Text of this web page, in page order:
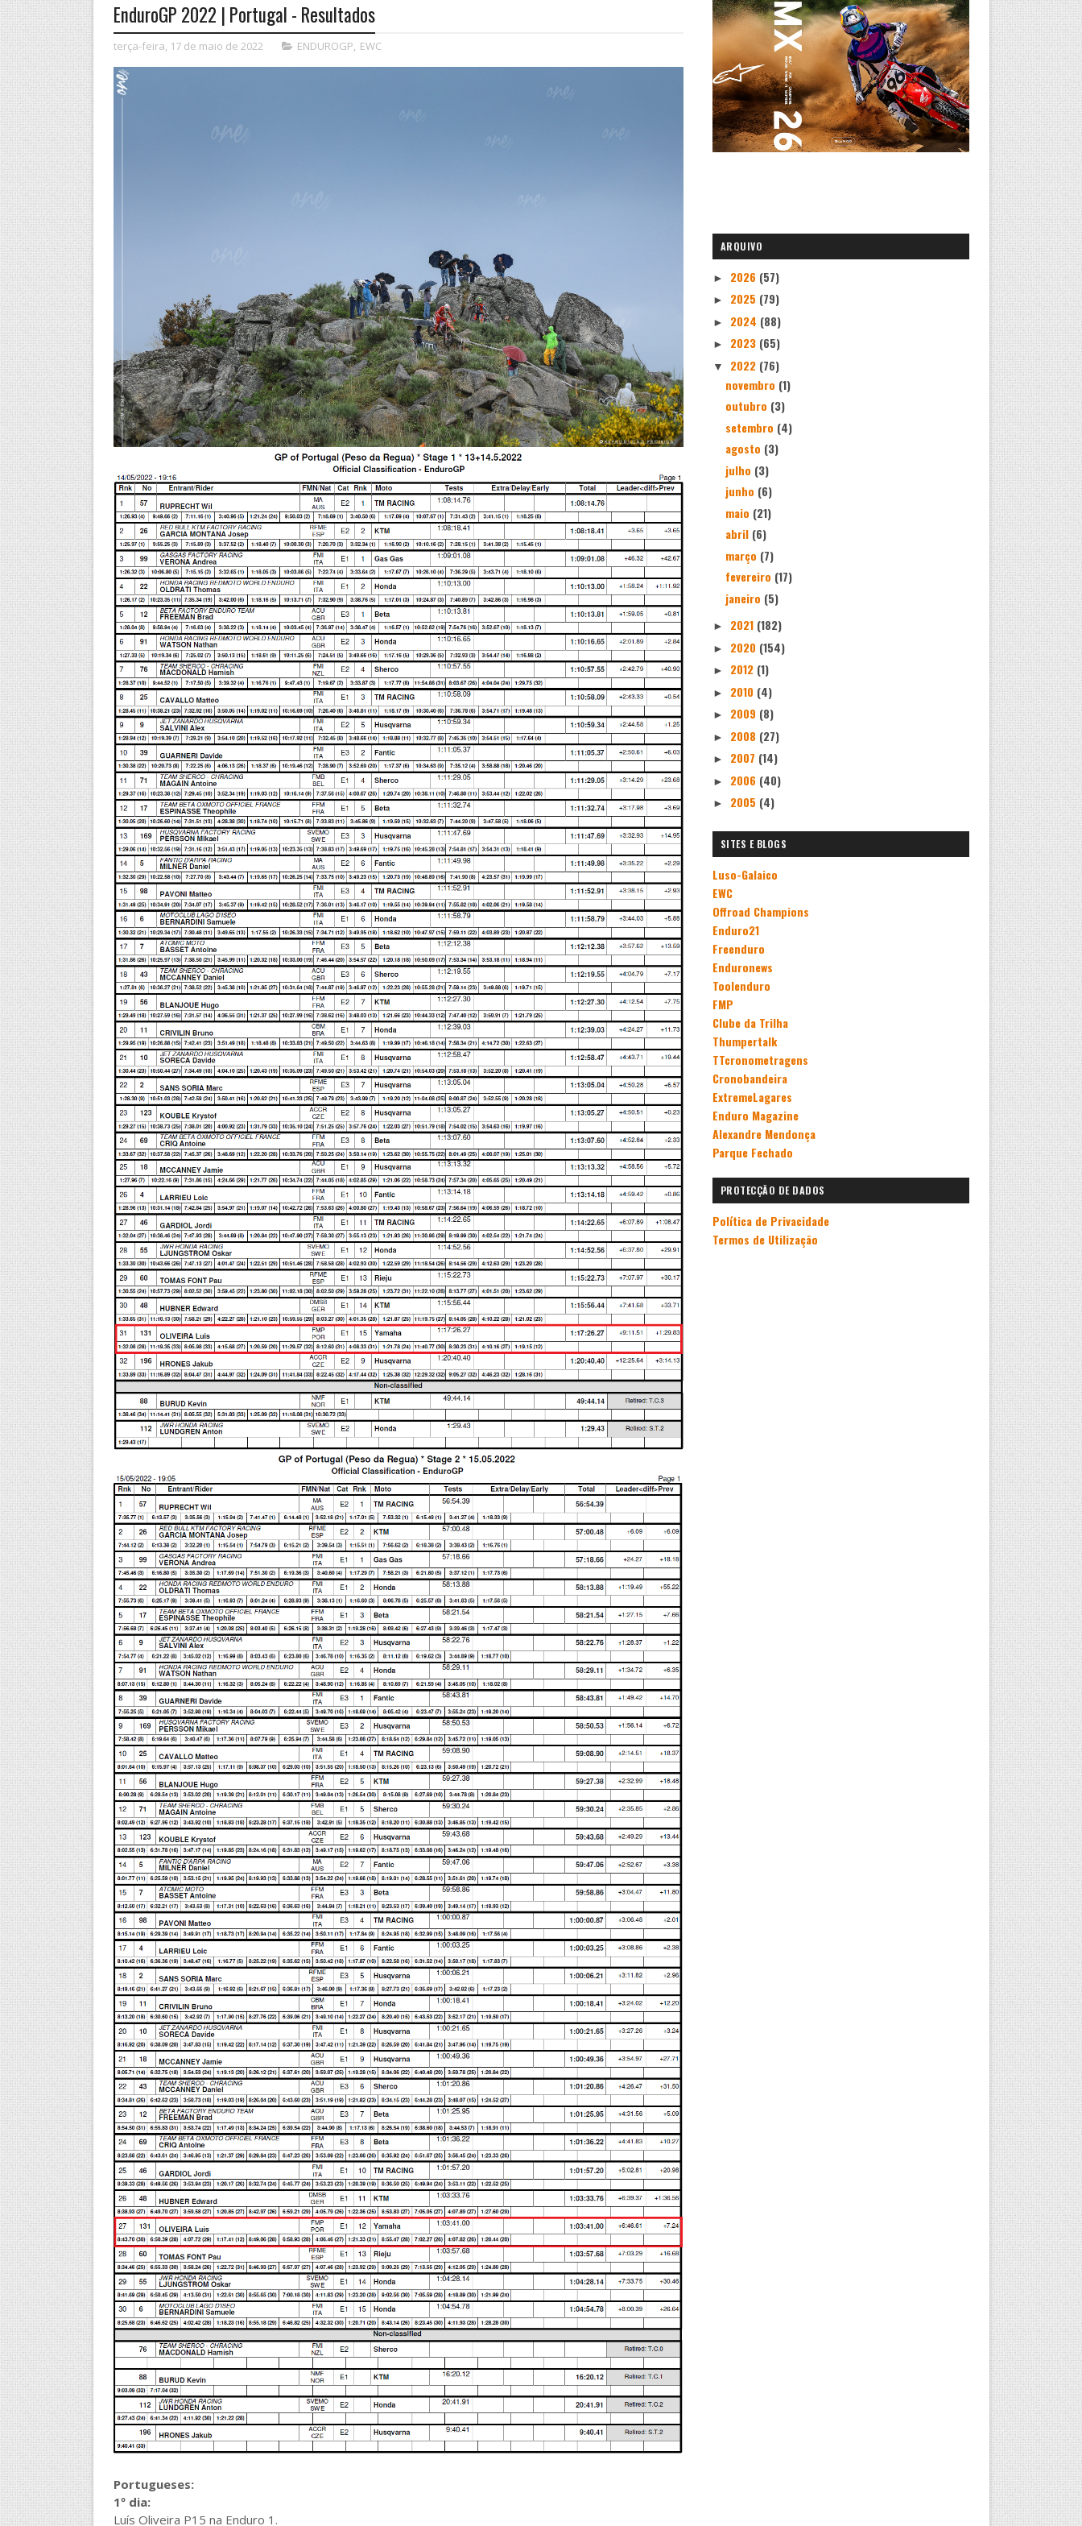
EnduroGP 2022 | Portugal - Resultados
terça-feira, 17 de maio de 2022 ENDUROGP, EWC
Portugueses:
1º dia:
Luís Oliveira P15 na Enduro 1.
ARQUIVO
► 2026 (57)
► 2025 (79)
► 2024 (88)
► 2023 (65)
▼ 2022 (76)
novembro (1)
outubro (3)
setembro (4)
agosto (3)
julho (3)
junho (6)
maio (21)
abril (6)
março (7)
fevereiro (17)
janeiro (5)
► 2021 (182)
► 2020 (154)
► 2012 (1)
► 2010 (4)
► 2009 (8)
► 2008 (27)
► 2007 (14)
► 2006 (40)
► 2005 (4)
SITES E BLOGS
Luso-Galaico
EWC
Offroad Champions
Enduro21
Freenduro
Enduronews
Toolenduro
FMP
Clube da Trilha
Thumpertalk
TTcronometragens
Cronobandeira
ExtremeLagares
Enduro Magazine
Alexandre Mendonça
Parque Fechado
PROTECÇÃO DE DADOS
Política de Privacidade
Termos de Utilização